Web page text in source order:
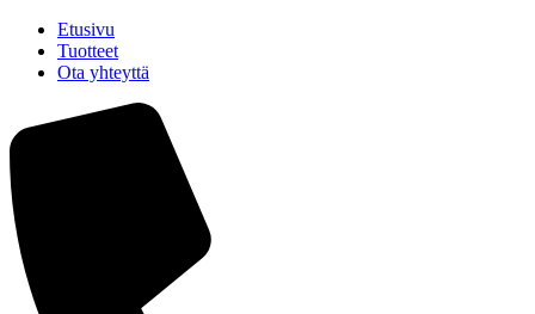
Etusivu
Tuotteet
Ota yhteyttä